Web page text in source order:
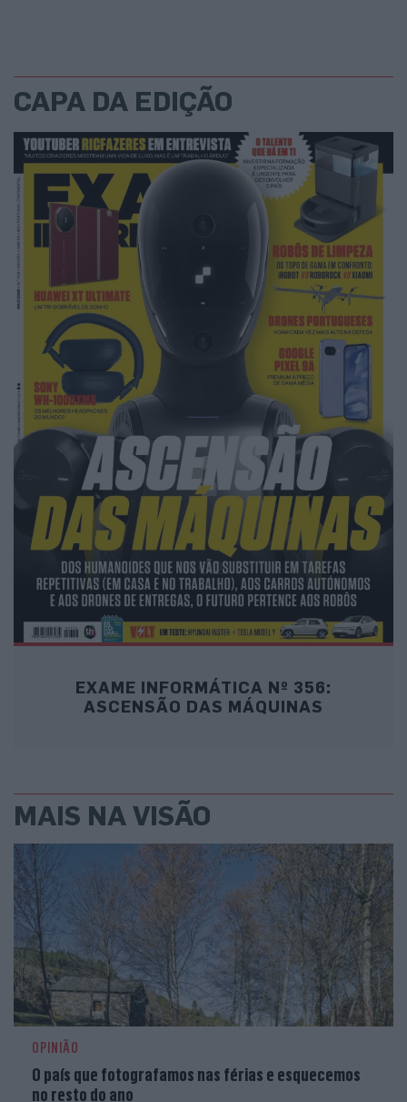
CAPA DA EDIÇÃO
EXAME INFORMÁTICA Nº 356:
ASCENSÃO DAS MÁQUINAS
MAIS NA VISÃO
OPINIÃO
O país que fotografamos nas férias e esquecemos
no resto do ano